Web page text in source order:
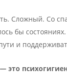
Сложный. Со
бы состояниях.
и
это